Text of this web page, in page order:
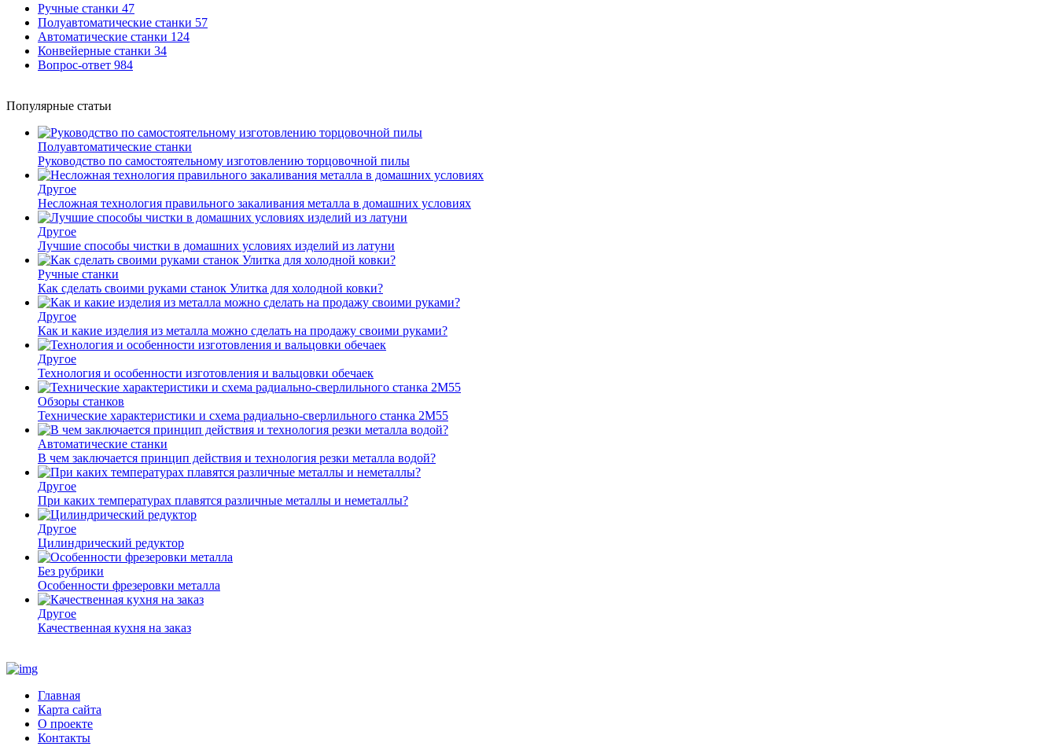
Ручные станки 47
Полуавтоматические станки 57
Автоматические станки 124
Конвейерные станки 34
Вопрос-ответ 984
Популярные статьи
Полуавтоматические станки
Руководство по самостоятельному изготовлению торцовочной пилы
Другое
Несложная технология правильного закаливания металла в домашних условиях
Другое
Лучшие способы чистки в домашних условиях изделий из латуни
Ручные станки
Как сделать своими руками станок Улитка для холодной ковки?
Другое
Как и какие изделия из металла можно сделать на продажу своими руками?
Другое
Технология и особенности изготовления и вальцовки обечаек
Обзоры станков
Технические характеристики и схема радиально-сверлильного станка 2М55
Автоматические станки
В чем заключается принцип действия и технология резки металла водой?
Другое
При каких температурах плавятся различные металлы и неметаллы?
Другое
Цилиндрический редуктор
Без рубрики
Особенности фрезеровки металла
Другое
Качественная кухня на заказ
Главная
Карта сайта
О проекте
Контакты